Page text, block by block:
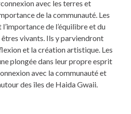
avec les terres et
de la communauté. Les
de l’équilibre et du
vivants. Ils y parviendront
et la création artistique. Les
plongée dans leur propre esprit
avec la communauté et
des îles de Haida Gwaii.